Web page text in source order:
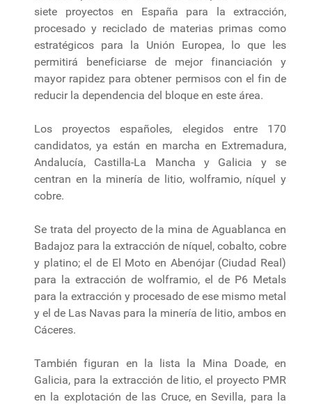
siete proyectos en España para la extracción,
procesado y reciclado de materias primas como
estratégicos para la Unión Europea, lo que les
permitirá beneficiarse de mejor financiación y
mayor rapidez para obtener permisos con el fin de
reducir la dependencia del bloque en este área.
Los proyectos españoles, elegidos entre 170
candidatos, ya están en marcha en Extremadura,
Andalucía, Castilla-La Mancha y Galicia y se
centran en la minería de litio, wolframio, níquel y
cobre.
Se trata del proyecto de la mina de Aguablanca en
Badajoz para la extracción de níquel, cobalto, cobre
y platino; el de El Moto en Abenójar (Ciudad Real)
para la extracción de wolframio, el de P6 Metals
para la extracción y procesado de ese mismo metal
y el de Las Navas para la minería de litio, ambos en
Cáceres.
También figuran en la lista la Mina Doade, en
Galicia, para la extracción de litio, el proyecto PMR
en la explotación de las Cruce, en Sevilla, para la